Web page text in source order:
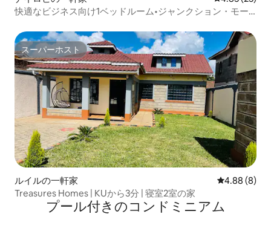
快適なビジネス向け1ベッドルーム•ジャンクション・モー
スーパーホスト
スーパーホスト
ルイルの一軒家 レビュー8件
4.88 (8)
Treasures Homes | KUから3分 | 寝室2室の家
プール付きのコンドミニアム